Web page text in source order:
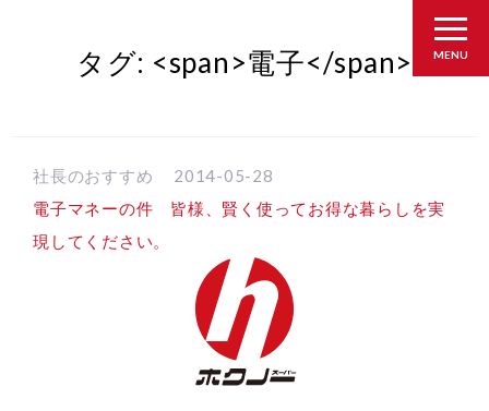
MENU
タグ: <span>電子</span>
社長のおすすめ
2014-05-28
電子マネーの件 皆様、賢く使ってお得な暮らしを実
現してください。